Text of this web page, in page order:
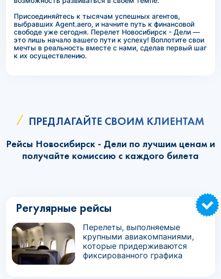
Присоединяйтесь к тысячам успешных агентов,
выбравших Agent.aero, и начните путь к финансовой
свободе уже сегодня. Перелет Новосибирск - Дели —
это лишь начало вашего пути к успеху! Воплотите свои
мечты в реальность вместе с нами, сделав первый шаг
к их осуществлению.
ПРЕДЛАГАЙТЕ СВОИМ КЛИЕНТАМ
Рейсы Новосибирск - Дели по лучшим ценам и
получайте комиссию с каждого билета
Регулярные рейсы
Перелеты, выполняемые
крупными авиакомпаниями,
которые придерживаются
фиксированного графика